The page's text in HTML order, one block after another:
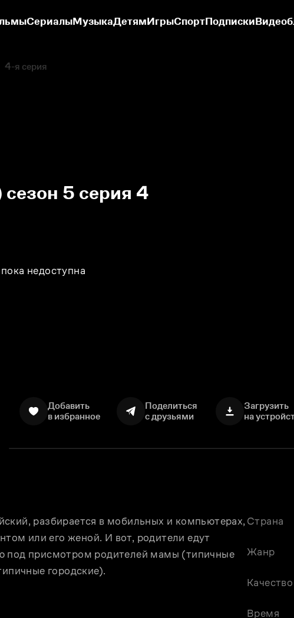
СериалыМузыкаДетямИгрыСпортПодписки
4-я серия
5 серия 4
недоступна
Добавить
в избранное
Поделиться
с друзьями
Загрузить
на
разбирается в мобильных и компьютерах,
или его женой. И вот, родители едут
под присмотром родителей мамы (типичные
городские).
Страна
Жанр
Качество
Время